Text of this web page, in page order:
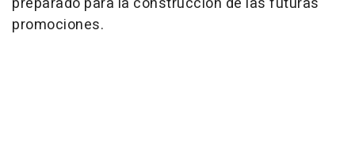
promociones.